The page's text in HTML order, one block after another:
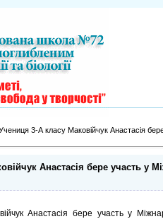
3-А класу Маковійчук Анастасія
Анастасія бере участь у
Анастасія бере участь у